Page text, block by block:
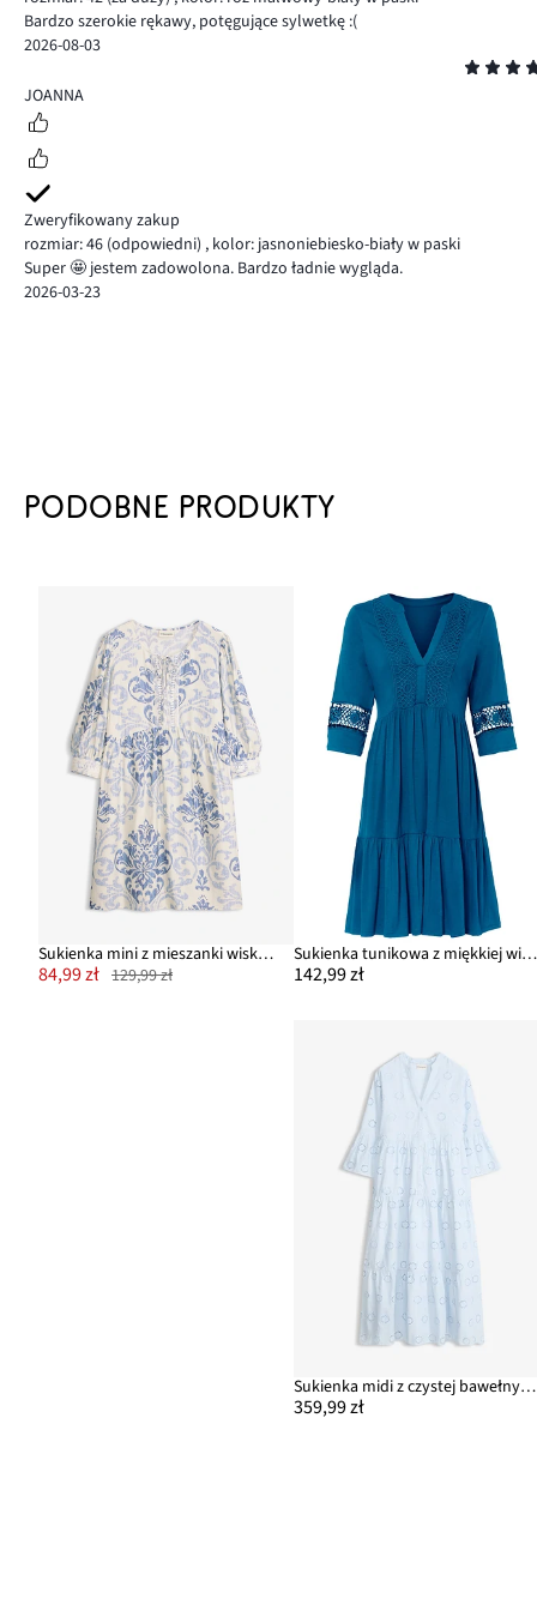
Bardzo szerokie rękawy, potęgujące sylwetkę :(
2026-08-03
5
JOANNA
Zweryfikowany zakup
rozmiar: 46 (odpowiedni) , kolor: jasnoniebiesko-biały w paski
Super 🤩 jestem zadowolona. Bardzo ładnie wygląda.
2026-03-23
PODOBNE PRODUKTY
Sukienka mini z mieszanki wiskozy
84,99 zł 129,99 zł
Sukienka tunikowa z miękkiej wiskozy
142,99 zł
Sukienka midi z czystej bawełny z angielskim haftem
359,99 zł